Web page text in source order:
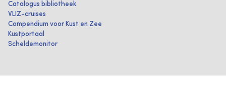
Catalogus bibliotheek
VLIZ-cruises
Compendium voor Kust en Zee
Kustportaal
Scheldemonitor